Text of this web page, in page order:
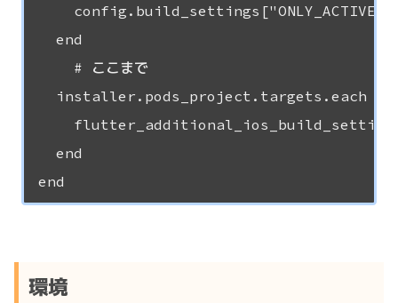
  end
installer.pods_project.targets.each
  end
環境